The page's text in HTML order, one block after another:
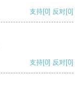
支持[0] 反对[0]
支持[0] 反对[0]